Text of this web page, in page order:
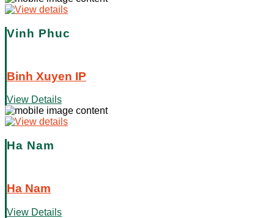
Vinh Phuc
Binh Xuyen IP
View Details
Ha Nam
Ha Nam
View Details